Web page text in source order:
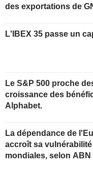
des exportations de
L'IBEX 35 passe un
Le S&P 500 proche
croissance des
Alphabet.
La dépendance de
accroît sa
mondiales, selon ABN